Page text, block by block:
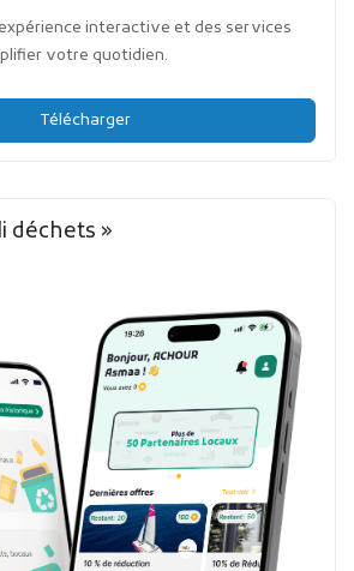
interactive et des services
votre quotidien.
Télécharger
déchets »